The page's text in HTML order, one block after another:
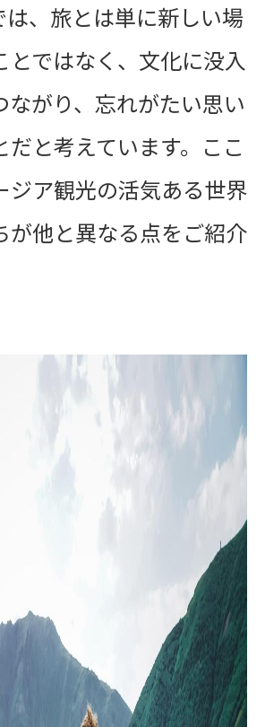
、旅とは単に新しい場
とではなく、文化に没入
ながり、忘れがたい思い
だと考えています。ここ
ジア観光の活気ある世界
が他と異なる点をご紹介